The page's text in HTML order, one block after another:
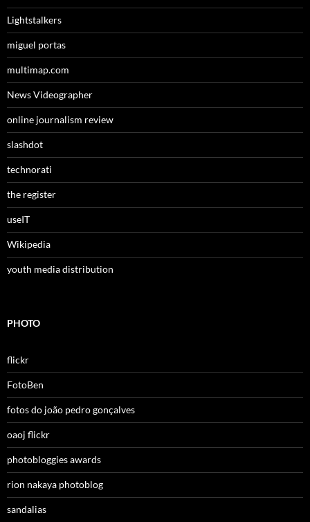
Lightstalkers
miguel portas
multimap.com
News Videographer
online journalism review
slashdot
technorati
the register
useIT
Wikipedia
youth media distribution
PHOTO
flickr
FotoBen
fotos do joão pedro gonçalves
oaoj flickr
photobloggies awards
rion nakaya photoblog
sandalias